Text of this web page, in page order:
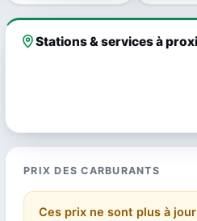
Stations & services à
PRIX DES CARBURANTS
Ces prix ne sont plus à